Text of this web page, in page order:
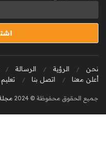
نحن الرؤية الرسالة
أعلن معنا
اتصل بنا
جميع الحقوق محفوظة © 2024